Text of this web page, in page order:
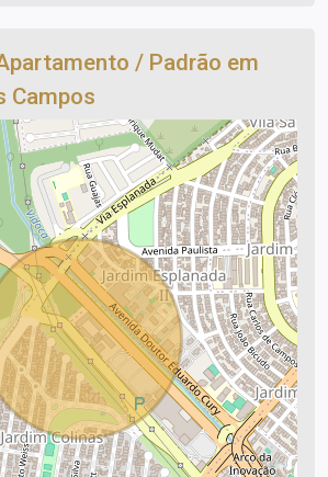
/ Padrão em
Campos